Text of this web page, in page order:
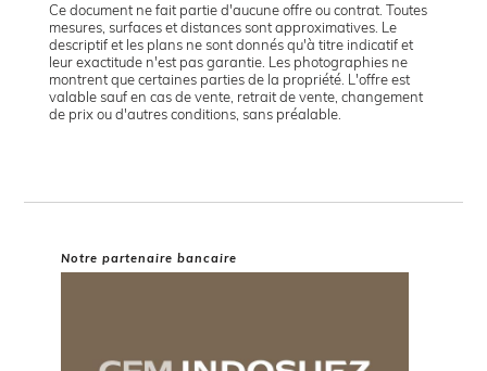
Ce document ne fait partie d'aucune offre ou contrat. Toutes
mesures, surfaces et distances sont approximatives. Le
descriptif et les plans ne sont donnés qu'à titre indicatif et
leur exactitude n'est pas garantie. Les photographies ne
montrent que certaines parties de la propriété. L'offre est
valable sauf en cas de vente, retrait de vente, changement
de prix ou d'autres conditions, sans préalable.
Notre partenaire bancaire